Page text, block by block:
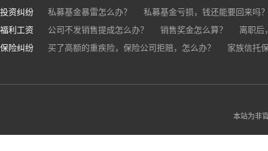
投资纠纷
私募基金暴雷怎么办？
私募基金亏损，钱还能要回来吗
福利工资
公司不发销售提成怎么办？ 销售奖金怎么算？
离职后
销售目标未完成，公司有权不发提成和奖金吗？
公司变
保险纠纷 买了高额的重疾险，保险公司拒赔，怎么办？
家族信托
本站为非